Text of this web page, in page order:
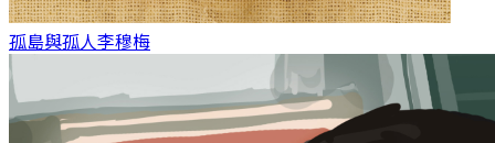
孤島與孤人李穆梅